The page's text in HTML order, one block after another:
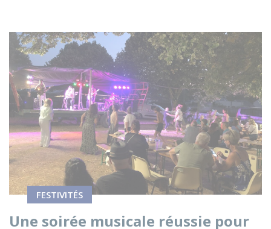
Voir l'actualité Une soirée musicale réussie pour la
FESTIVITÉS
Une soirée musicale réussie pour